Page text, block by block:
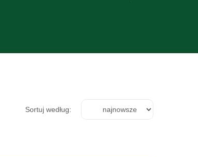
Sortuj według: